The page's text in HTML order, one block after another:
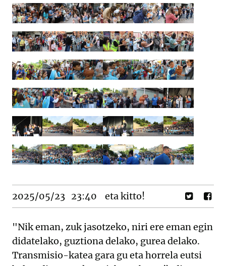
2025/05/23 23:40 eta kitto!
"Nik eman, zuk jasotzeko, niri ere eman egin
didatelako, guztiona delako, gurea delako.
Transmisio-katea gara gu eta horrela eutsi